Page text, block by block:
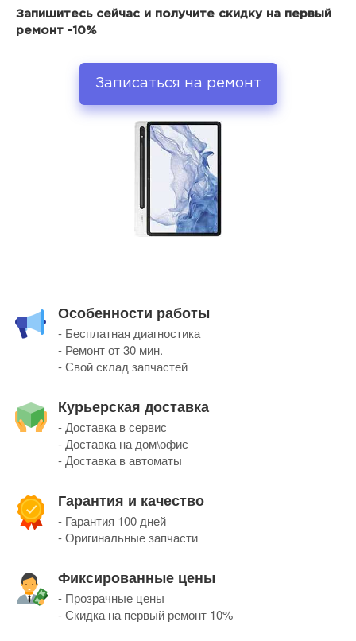
Запишитесь сейчас и получите скидку на первый
ремонт -10%
Записаться на ремонт
Особенности работы
- Бесплатная диагностика
- Ремонт от 30 мин.
- Свой склад запчастей
Курьерская доставка
- Доставка в сервис
- Доставка на дом\офис
- Доставка в автоматы
Гарантия и качество
- Гарантия 100 дней
- Оригинальные запчасти
Фиксированные цены
- Прозрачные цены
- Скидка на первый ремонт 10%